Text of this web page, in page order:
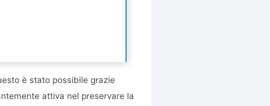
è stato possibile grazie
attiva nel preservare la